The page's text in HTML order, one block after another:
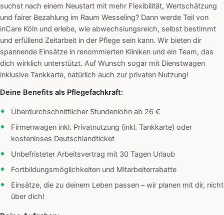
suchst nach einem Neustart mit mehr Flexibilität, Wertschätzung
und fairer Bezahlung im Raum Wesseling? Dann werde Teil von
inCare Köln und erlebe, wie abwechslungsreich, selbst bestimmt
und erfüllend Zeitarbeit in der Pflege sein kann. Wir bieten dir
spannende Einsätze in renommierten Kliniken und ein Team, das
dich wirklich unterstützt. Auf Wunsch sogar mit Dienstwagen
inklusive Tankkarte, natürlich auch zur privaten Nutzung!
Deine Benefits als Pflegefachkraft:
Überdurchschnittlicher Stundenlohn ab 26 €
Firmenwagen inkl. Privatnutzung (inkl. Tankkarte) oder
kostenloses Deutschlandticket
Unbefristeter Arbeitsvertrag mit 30 Tagen Urlaub
Fortbildungsmöglichkeiten und Mitarbeiterrabatte
Einsätze, die zu deinem Leben passen – wir planen mit dir, nicht
über dich!